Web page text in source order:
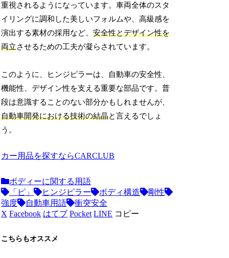
重視されるようになっています。車両全体のスタ
イリングに調和した美しいフォルムや、高級感を
演出する素材の採用など、安全性とデザイン性を
両立させるための工夫が凝らされています。
このように、ヒンジピラーは、自動車の安全性、
機能性、デザイン性を支える重要な部品です。普
段は意識することのない部分かもしれませんが、
自動車開発における技術の結晶と言えるでしょ
う。
カー用品を探すならCARCLUB
ボディーに関する用語
「ピ」
ヒンジピラー ボディ構造
剛性
強度
自動車用語
衝突安全
X Facebook はてブ Pocket LINE コピー
こちらもオススメ